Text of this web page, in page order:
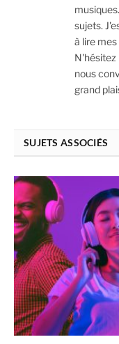
sujets.
à lire
N'hésitez
nous
grand
SUJETS ASSOCIÉS